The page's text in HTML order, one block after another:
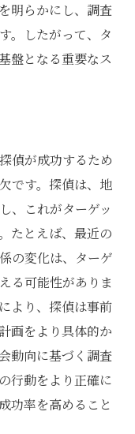
明らかにし、調査
。したがって、タ
盤となる重要なス
偵が成功するため
です。探偵は、地
、これがターゲッ
たとえば、最近の
の変化は、ターゲ
る可能性がありま
より、探偵は事前
画をより具体的か
動向に基づく調査
行動をより正確に
功率を高めること